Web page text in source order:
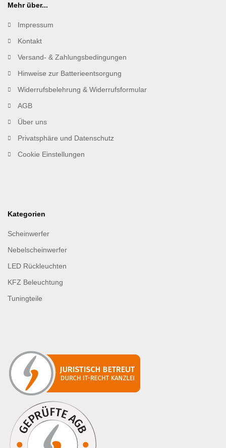
Mehr über...
Impressum
Kontakt
Versand- & Zahlungsbedingungen
Hinweise zur Batterieentsorgung
Widerrufsbelehrung & Widerrufsformular
AGB
Über uns
Privatsphäre und Datenschutz
Cookie Einstellungen
Kategorien
Scheinwerfer
Nebelscheinwerfer
LED Rückleuchten
KFZ Beleuchtung
Tuningteile